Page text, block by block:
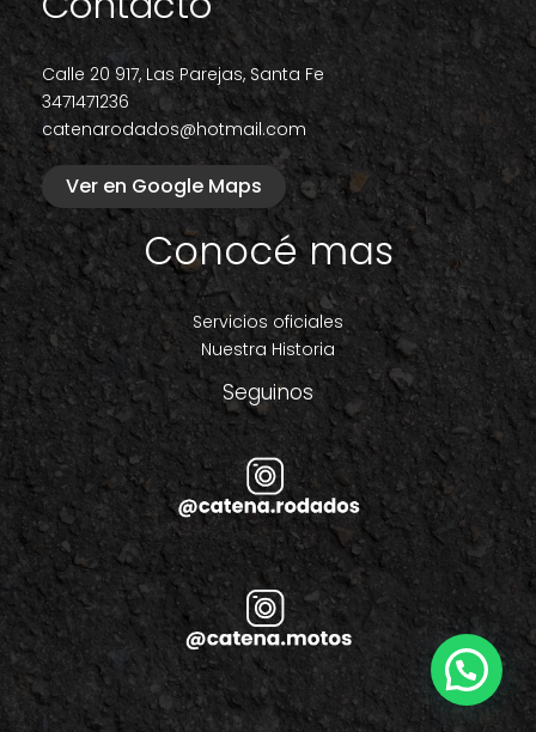
Calle 20 917, Las Parejas, Santa Fe
3471471236
catenarodados@hotmail.com
Ver en Google Maps
Conocé mas
Servicios oficiales
Nuestra Historia
Seguinos